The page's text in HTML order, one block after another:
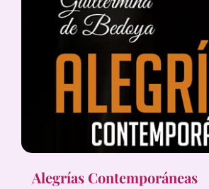
Alegrías Contemporáneas